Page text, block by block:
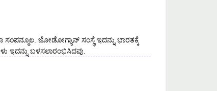
ಜೋಡೋಗ್ಯಾನ್ ಸಂಸ್ಥೆ ಇದನ್ನು ಭಾರತಕ್ಕೆ
ಇದನ್ನು ಬಳಸಲಾರಂಭಿಸಿದವು.